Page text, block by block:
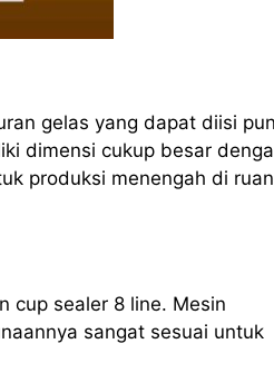
gelas yang dapat diisi pun
dimensi cukup besar
produksi menengah di
cup sealer 8 line. Mesin
sangat sesuai untuk